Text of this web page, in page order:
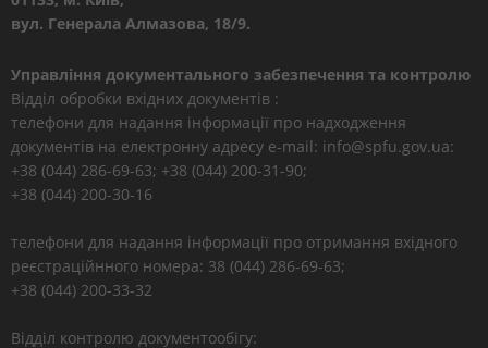
вул. Генерала Алмазова, 18/9.
Управління документального забезпечення та контролю
Відділ обробки вхідних документів :
телефони для надання інформації про надходження
документів на електронну адресу e-mail: info@spfu.gov.ua:
+38 (044) 286-69-63; +38 (044) 200-31-90;
+38 (044) 200-30-16
телефони для надання інформації про отримання вхідного
реєстраційнного номера: 38 (044) 286-69-63;
+38 (044) 200-33-32
Відділ контролю документообігу: